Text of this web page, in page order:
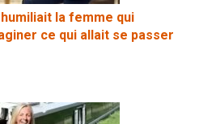
humiliait la femme qui
ce qui allait se passer